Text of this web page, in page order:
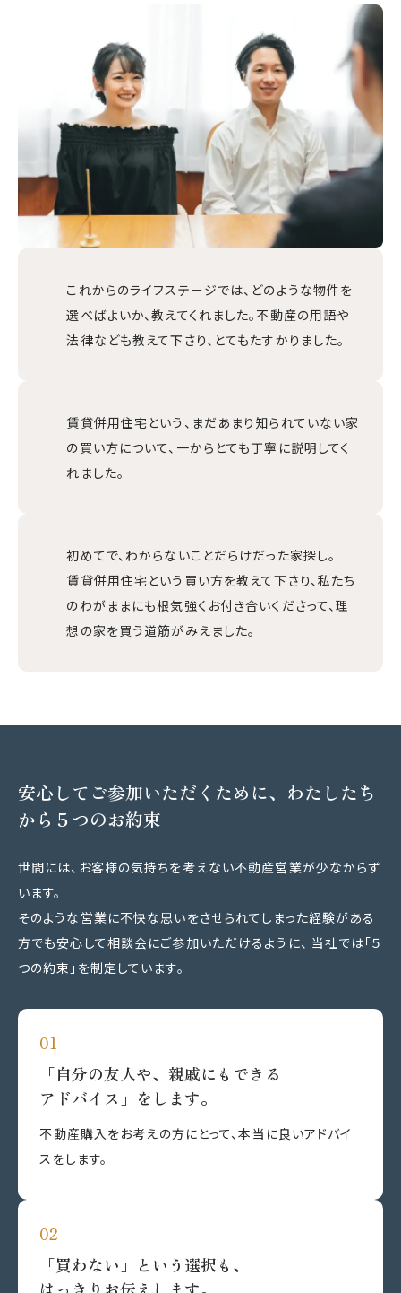
これからのライフステージでは、どのような物件を
選べばよいか、教えてくれました。不動産の用語や
法律なども教えて下さり、とてもたすかりました。
賃貸併用住宅という、まだあまり知られていない家
の買い方について、一からとても丁寧に説明してく
れました。
初めてで、わからないことだらけだった家探し。
賃貸併用住宅という買い方を教えて下さり、私たち
のわがままにも根気強くお付き合いくださって、理
想の家を買う道筋がみえました。
安心してご参加いただくために、わたしたち
から５つのお約束
世間には、お客様の気持ちを考えない不動産営業が少なからず
います。
そのような営業に不快な思いをさせられてしまった経験がある
方でも安心して相談会にご参加いただけるように、 当社では「５
つの約束」を制定しています。
「自分の友人や、親戚にもできる
アドバイス」をします。
不動産購入をお考えの方にとって、本当に良いアドバイ
スをします。
「買わない」という選択も、